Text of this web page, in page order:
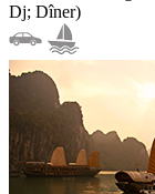
Dj; Dîner)